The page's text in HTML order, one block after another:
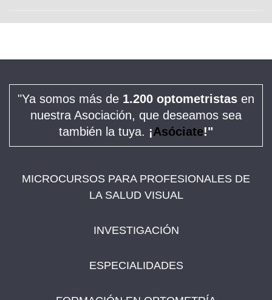
"Ya somos más de 1.200 optometristas en
nuestra Asociación, que deseamos sea
también la tuya. ¡Asóciate!"
MICROCURSOS PARA PROFESIONALES DE
LA SALUD VISUAL
INVESTIGACIÓN
ESPECIALIDADES